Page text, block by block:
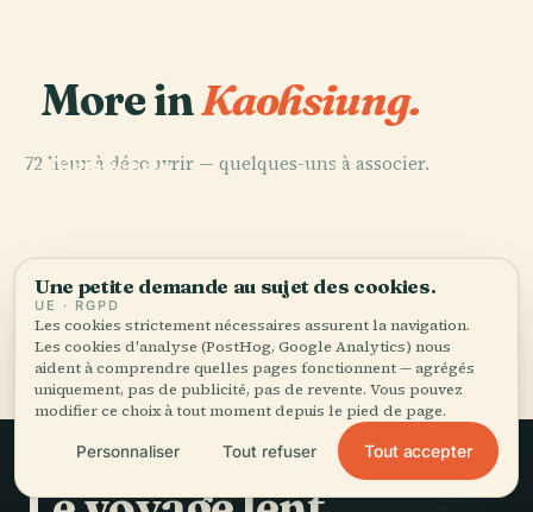
More inKaohsiung.
72 lieux à découvrir — quelques-uns à associer.
PLACE PLACE
District de
PLACE
Tous les 72 lieux de Kaohsiung
Une petite demande au sujet des cookies.
UE · RGPD
Les cookies strictement nécessaires assurent la navigation.
Les cookies d'analyse (PostHog, Google Analytics) nous
aident à comprendre quelles pages fonctionnent — agrégés
uniquement, pas de publicité, pas de revente. Vous pouvez
modifier ce choix à tout moment depuis le pied de page.
Personnaliser Tout refuser Tout accepter